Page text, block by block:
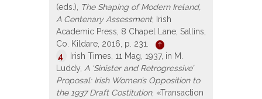
(eds.),
The Shaping of Modern Ireland,
A Centenary Assessment, Irish
Academic Press, 8 Chapel Lane, Sallins,
Co. Kildare, 2016, p. 231.
4
Irish Times, 11 Mag, 1937, in M.
Luddy, A ‘Sinister and Retrogressive’
Proposal: Irish Women’s Opposition to
the 1937 Draft Costitution, «Transaction